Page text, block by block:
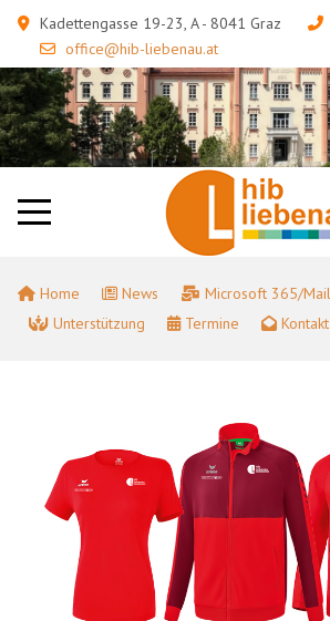
Kadettengasse 19-23, A - 8041 Graz
office@hib-liebenau.at
Home News Microsoft 365/Mail
Unterstützung
Termine Kontakt